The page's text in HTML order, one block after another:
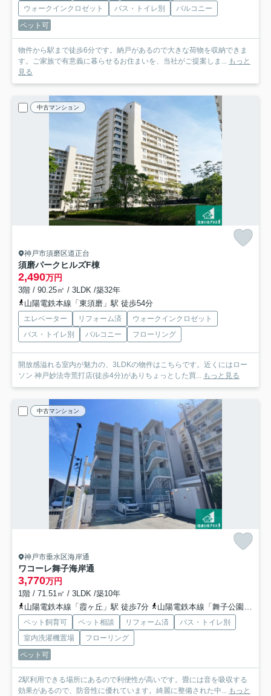
ウォークインクロゼット バス・トイレ別
バルコニー
ペット可
物件から駅まで徒歩6分です。納戸があるので大きな荷物を収納できま
す。ご家族で有意義に暮らせるお住まいを、当社がご提案しま... もっと
見る
中古マンション
神戸市須磨区道正台
須磨パークヒルズF棟
2,490万円
3階 / 90.25㎡ / 3LDK /築32年
山陽電鉄本線「東須磨」駅 徒歩54分
エレベーター リフォーム済
ウォークインクロゼット
バス・トイレ別
バルコニー フローリング
開放感溢れる室内が魅力の、3LDKの物件はこちらです。近くにはロー
ソン 神戸妙法寺荒打店(徒歩4分)がありちょっとした買... もっと見る
中古マンション
神戸市垂水区海岸通
ワコーレ舞子海岸通
3,770万円
1階 / 71.51㎡ / 3LDK /築10年
山陽電鉄本線「霞ヶ丘」駅 徒歩7分
山陽電鉄本線「舞子公園」駅 徒歩15分
ペット飼育可 ペット相談 リフォーム済
バス・トイレ別
室内洗濯機置場
フローリング
ペット可
2駅利用できる場所にあるので利便性が高いです。畳には音を吸収する
効果があるので、防音性に優れています。綺麗に整備された中... もっと